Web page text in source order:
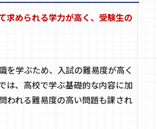
求められる学力が高く、受験生の
を学ぶため、入試の難易度が高く
は、高校で学ぶ基礎的な内容に加
われる難易度の高い問題も課され